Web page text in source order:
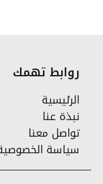
روابط تهمك
الرئيسية
نبذة عنا
تواصل معنا
سياسة